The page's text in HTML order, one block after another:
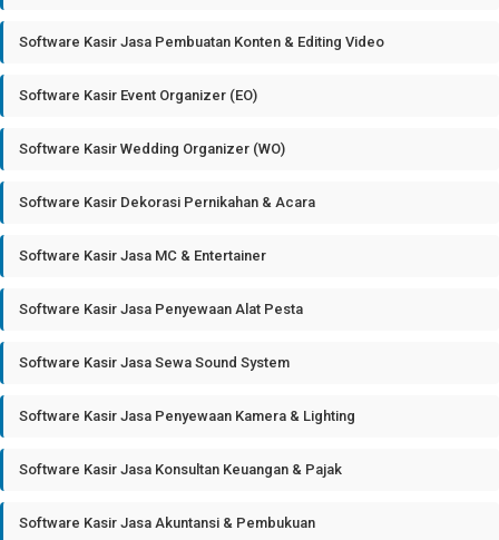
Software Kasir Jasa Pembuatan Konten & Editing Video
Software Kasir Event Organizer (EO)
Software Kasir Wedding Organizer (WO)
Software Kasir Dekorasi Pernikahan & Acara
Software Kasir Jasa MC & Entertainer
Software Kasir Jasa Penyewaan Alat Pesta
Software Kasir Jasa Sewa Sound System
Software Kasir Jasa Penyewaan Kamera & Lighting
Software Kasir Jasa Konsultan Keuangan & Pajak
Software Kasir Jasa Akuntansi & Pembukuan